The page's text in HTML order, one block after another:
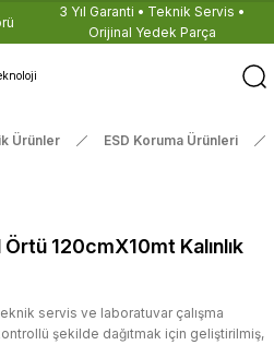
3 Yıl Garanti • Teknik Servis •
Orijinal Yedek Parça
Ürünler ESD Koruma Ürünleri
120cmX10mt Kalınlık
servis ve laboratuvar çalışma
şekilde dağıtmak için geliştirilmiş,